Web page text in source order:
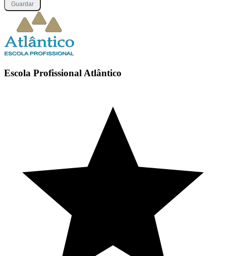
Guardar
Escola Profissional Atlântico